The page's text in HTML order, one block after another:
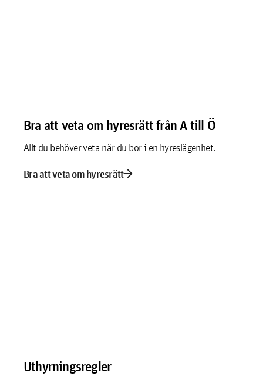
Bra att veta om hyresrätt från A till Ö
Allt du behöver veta när du bor i en hyreslägenhet.
Bra att veta om hyresrättarrow_forward
Uthyrningsregler